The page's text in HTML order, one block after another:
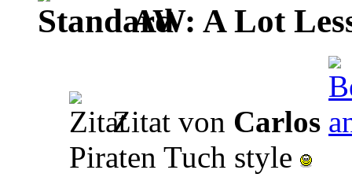
AW: A Lot
Zitat von Carlos
Piraten Tuch style